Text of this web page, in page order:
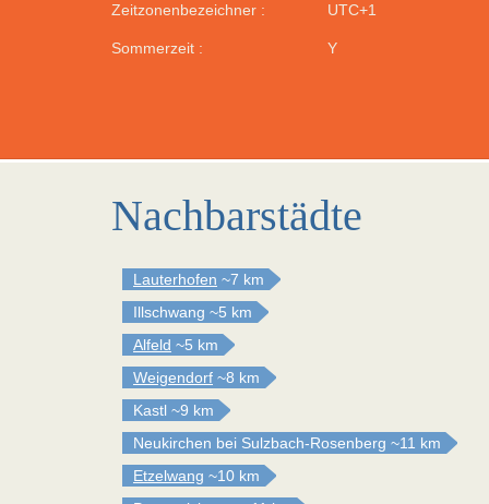
Zeitzonenbezeichner : UTC+1
Sommerzeit : Y
Nachbarstädte
Lauterhofen ~7 km
Illschwang ~5 km
Alfeld ~5 km
Weigendorf ~8 km
Kastl ~9 km
Neukirchen bei Sulzbach-Rosenberg ~11 km
Etzelwang ~10 km